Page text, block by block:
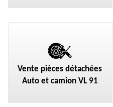
Vente pièces détachées
Auto et camion VL 91